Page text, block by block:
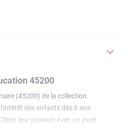
45200
(45200) de la collection
des enfants dès 8 ans
leur passion avec un jouet